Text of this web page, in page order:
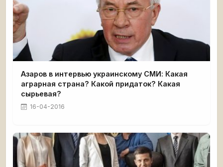
Азаров в интервью украинскому СМИ: Какая
аграрная страна? Какой придаток? Какая
сырьевая?
16-04-2016